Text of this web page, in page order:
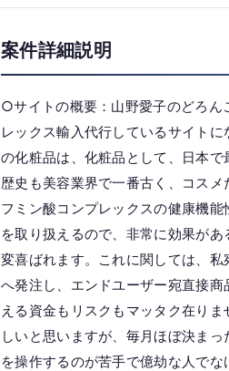
案件詳細説明
○サイトの概要：山野愛子のどろん
レックス輸入代行しているサイト
の化粧品は、化粧品として、日本で
歴史も美容業界で一番古く、コス
フミン酸コンプレックスの健康機
を取り扱えるので、非常に効果が
変喜ばれます。これに関しては、
へ発注し、エンドユーザー宛直接
える資金もリスクもマッタク在り
しいと思いますが、毎月ほぼ決ま
を操作するのが苦手で億劫な人で